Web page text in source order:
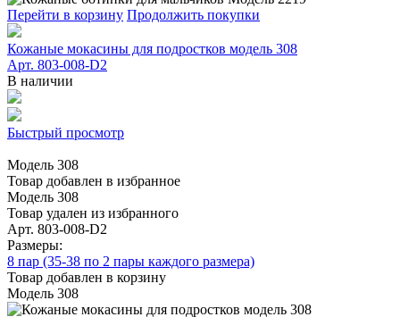
Перейти в корзину Продолжить покупки
Кожаные мокасины для подростков модель 308
Арт. 803-008-D2
В наличии
Быстрый просмотр
Модель 308
Товар добавлен в избранное
Модель 308
Товар удален из избранного
Арт. 803-008-D2
Размеры:
8 пар (35-38 по 2 пары каждого размера)
Товар добавлен в корзину
Модель 308